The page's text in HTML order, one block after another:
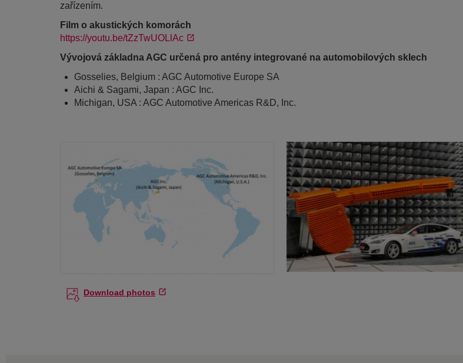
zařízením.
Film o akustických komorách
https://youtu.be/tZzTwUOLlAc
Vývojová základna AGC určená pro antény integrované na automobilových sklech
Gosselies, Belgium : AGC Automotive Europe SA
Aichi & Sagami, Japan : AGC Inc.
Michigan, USA : AGC Automotive Americas R&D, Inc.
Download photos